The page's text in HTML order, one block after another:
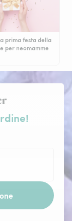
prima festa della
per neomamme